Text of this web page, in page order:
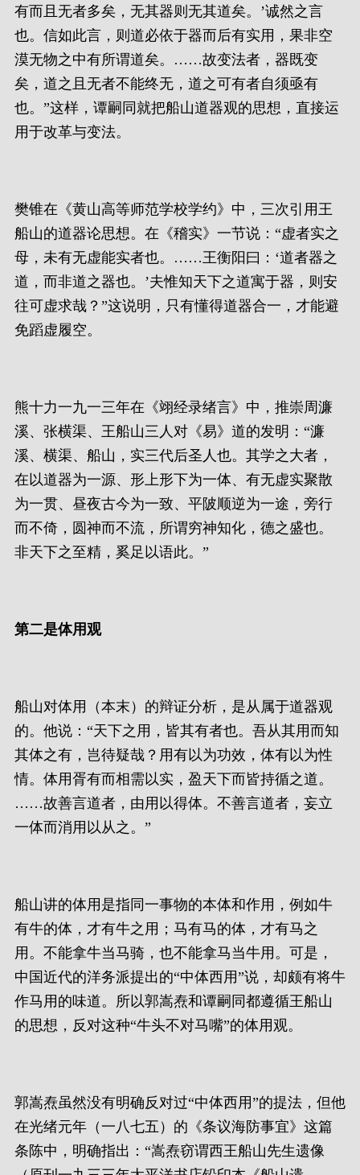
有而且无者多矣，无其器则无其道矣。’诚然之言
也。信如此言，则道必依于器而后有实用，果非空
漠无物之中有所谓道矣。……故变法者，器既变
矣，道之且无者不能终无，道之可有者自须亟有
也。”这样，谭嗣同就把船山道器观的思想，直接运
用于改革与变法。
樊锥在《黄山高等师范学校学约》中，三次引用王
船山的道器论思想。在《稽实》一节说：“虚者实之
母，未有无虚能实者也。……王衡阳曰：‘道者器之
道，而非道之器也。’夫惟知天下之道寓于器，则安
往可虚求哉？”这说明，只有懂得道器合一，才能避
免蹈虚履空。
熊十力一九一三年在《翊经录绪言》中，推崇周濂
溪、张横渠、王船山三人对《易》道的发明：“濂
溪、横渠、船山，实三代后圣人也。其学之大者，
在以道器为一源、形上形下为一体、有无虚实聚散
为一贯、昼夜古今为一致、平陂顺逆为一途，旁行
而不倚，圆神而不流，所谓穷神知化，德之盛也。
非天下之至精，奚足以语此。”
第二是体用观
船山对体用（本末）的辩证分析，是从属于道器观
的。他说：“天下之用，皆其有者也。吾从其用而知
其体之有，岂待疑哉？用有以为功效，体有以为性
情。体用胥有而相需以实，盈天下而皆持循之道。
……故善言道者，由用以得体。不善言道者，妄立
一体而消用以从之。”
船山讲的体用是指同一事物的本体和作用，例如牛
有牛的体，才有牛之用；马有马的体，才有马之
用。不能拿牛当马骑，也不能拿马当牛用。可是，
中国近代的洋务派提出的“中体西用”说，却颇有将牛
作马用的味道。所以郭嵩焘和谭嗣同都遵循王船山
的思想，反对这种“牛头不对马嘴”的体用观。
郭嵩焘虽然没有明确反对过“中体西用”的提法，但他
在光绪元年（一八七五）的《条议海防事宜》这篇
条陈中，明确指出：“嵩焘窃谓西王船山先生遗像